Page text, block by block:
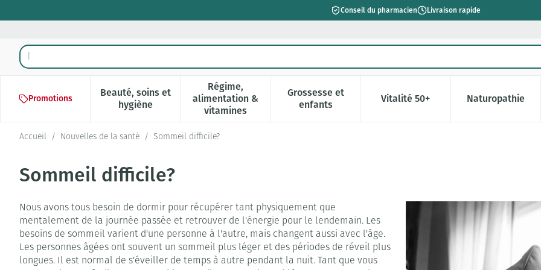
Conseil du pharmacien Livraison rapide
Rechercher
Promotions
Beauté, soins et
hygièneAfficher le sous-menu pour la catégorie Beauté, soins et hygiène
Régime,
alimentation &
vitamines
Afficher le sous-menu pour la catégorie Régime, alimentation &
Grossesse et
enfantsAfficher le sous-menu pour la catégorie Grossesse
Vitalité 50+Afficher le sous-menu pour la
Naturopathie
Afficher le
Accueil / Nouvelles de la santé / Sommeil difficile?
Sommeil difficile?
Nous avons tous besoin de dormir pour récupérer tant physiquement que
mentalement de la journée passée et retrouver de l'énergie pour le lendemain. Les
besoins de sommeil varient d'une personne à l'autre, mais changent aussi avec l'âge.
Les personnes âgées ont souvent un sommeil plus léger et des périodes de réveil plus
longues. Il est normal de s'éveiller de temps à autre pendant la nuit. Tant que vous